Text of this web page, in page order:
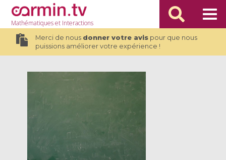
Mathématiqueset Interactions
Merci de nous donner votre avispour que nous
puissions améliorer votre expérience !